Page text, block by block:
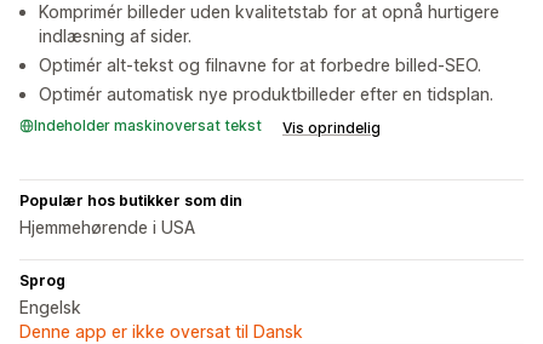
Komprimér billeder uden kvalitetstab for at opnå hurtigere
indlæsning af sider.
Optimér alt-tekst og filnavne for at forbedre billed-SEO.
Optimér automatisk nye produktbilleder efter en tidsplan.
Indeholder maskinoversat tekst Vis oprindelig
Populær hos butikker som din
Hjemmehørende i USA
Sprog
Engelsk
Denne app er ikke oversat til Dansk